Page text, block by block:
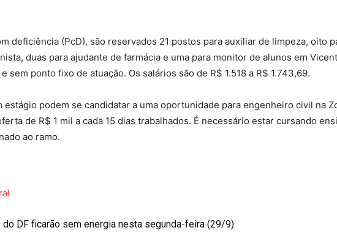
deficiência (PcD), são reservados 21 postos para auxiliar de limpeza, oito
duas para ajudante de farmácia e uma para monitor de alunos em
sem ponto fixo de atuação. Os salários são de R$ 1.518 a R$ 1.743,69.
estágio podem se candidatar a uma oportunidade para engenheiro civil na
de R$ 1 mil a cada 15 dias trabalhados. É necessário estar cursando
ao ramo.
do DF ficarão sem energia nesta segunda-feira (29/9)